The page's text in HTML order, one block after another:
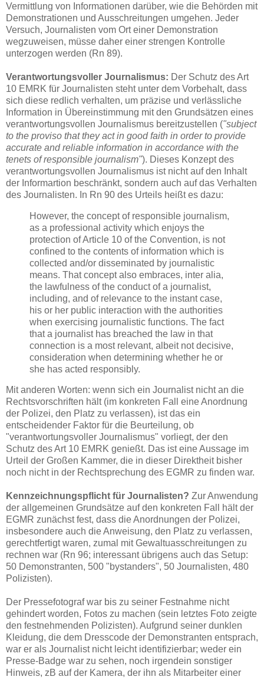
Vermittlung von Informationen darüber, wie die Behörden mit
Demonstrationen und Ausschreitungen umgehen. Jeder
Versuch, Journalisten vom Ort einer Demonstration
wegzuweisen, müsse daher einer strengen Kontrolle
unterzogen werden (Rn 89).
Verantwortungsvoller Journalismus: Der Schutz des Art
10 EMRK für Journalisten steht unter dem Vorbehalt, dass
sich diese redlich verhalten, um präzise und verlässliche
Information in Übereinstimmung mit den Grundsätzen eines
verantwortungsvollen Journalismus bereitzustellen ("subject
to the proviso that they act in good faith in order to provide
accurate and reliable information in accordance with the
tenets of responsible journalism"). Dieses Konzept des
verantwortungsvollen Journalismus ist nicht auf den Inhalt
der Informartion beschränkt, sondern auch auf das Verhalten
des Journalisten. In Rn 90 des Urteils heißt es dazu:
However, the concept of responsible journalism,
as a professional activity which enjoys the
protection of Article 10 of the Convention, is not
confined to the contents of information which is
collected and/or disseminated by journalistic
means. That concept also embraces, inter alia,
the lawfulness of the conduct of a journalist,
including, and of relevance to the instant case,
his or her public interaction with the authorities
when exercising journalistic functions. The fact
that a journalist has breached the law in that
connection is a most relevant, albeit not decisive,
consideration when determining whether he or
she has acted responsibly.
Mit anderen Worten: wenn sich ein Journalist nicht an die
Rechtsvorschriften hält (im konkreten Fall eine Anordnung
der Polizei, den Platz zu verlassen), ist das ein
entscheidender Faktor für die Beurteilung, ob
"verantwortungsvoller Journalismus" vorliegt, der den
Schutz des Art 10 EMRK genießt. Das ist eine Aussage im
Urteil der Großen Kammer, die in dieser Direktheit bisher
noch nicht in der Rechtsprechung des EGMR zu finden war.
Kennzeichnungspflicht für Journalisten? Zur Anwendung
der allgemeinen Grundsätze auf den konkreten Fall hält der
EGMR zunächst fest, dass die Anordnungen der Polizei,
insbesondere auch die Anweisung, den Platz zu verlassen,
gerechtfertigt waren, zumal mit Gewaltuasschreitungen zu
rechnen war (Rn 96; interessant übrigens auch das Setup:
50 Demonstranten, 500 "bystanders", 50 Journalisten, 480
Polizisten).
Der Pressefotograf war bis zu seiner Festnahme nicht
gehindert worden, Fotos zu machen (sein letztes Foto zeigte
den festnehmenden Polizisten). Aufgrund seiner dunklen
Kleidung, die dem Dresscode der Demonstranten entsprach,
war er als Journalist nicht leicht identifizierbar; weder ein
Presse-Badge war zu sehen, noch irgendein sonstiger
Hinweis, zB auf der Kamera, der ihn als Mitarbeiter einer